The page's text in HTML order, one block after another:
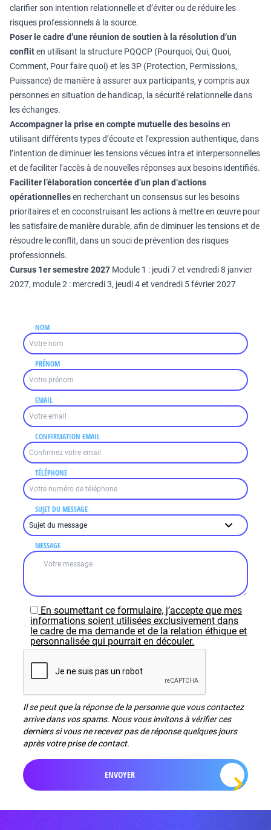
clarifier son intention relationnelle et d’éviter ou de réduire les
risques professionnels à la source.
Poser le cadre d’une réunion de soutien à la résolution d’un
confliten utilisant la structure PQQCP (Pourquoi, Qui, Quoi,
Comment, Pour faire quoi) et les 3P (Protection, Permissions,
Puissance) de manière à assurer aux participants, y compris aux
personnes en situation de handicap, la sécurité relationnelle dans
les échanges.
Accompagner la prise en compte mutuelle des besoinsen
utilisant différents types d’écoute et l’expression authentique, dans
l’intention de diminuer les tensions vécues intra et interpersonnelles
et de faciliter l’accès à de nouvelles réponses aux besoins identifiés.
Faciliter l’élaboration concertée d’un plan d’actions
opérationnellesen recherchant un consensus sur les besoins
prioritaires et en coconstruisant les actions à mettre en œuvre pour
les satisfaire de manière durable, afin de diminuer les tensions et de
résoudre le conflit, dans un souci de prévention des risques
professionnels.
Cursus 1er semestre 2027 Module 1 : jeudi 7 et vendredi 8 janvier
2027, module 2 : mercredi 3, jeudi 4 et vendredi 5 février 2027
NOM
PRÉNOM
EMAIL
CONFIRMATION EMAIL
TÉLÉPHONE
SUJET DU MESSAGE
MESSAGE
En soumettant ce formulaire, j’accepte que mes
informations soient utilisées exclusivement dans
le cadre de ma demande et de la relation éthique et
personnalisée qui pourrait en découler.
Il se peut que la réponse de la personne que vous contactez
arrive dans vos spams. Nous vous invitons à vérifier ces
derniers si vous ne recevez pas de réponse quelques jours
après votre prise de contact.